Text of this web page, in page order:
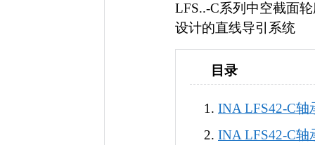
LFS..-C系列中空截面
设计的直线导引系统
目录
INA LFS42-C轴
INA LFS42-C轴